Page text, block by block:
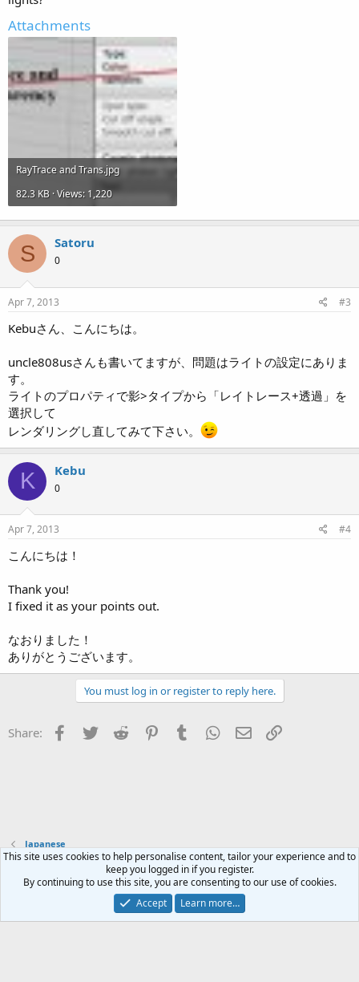
Attachments
RayTrace and Trans.jpg
82.3 KB · Views: 1,220
S Satoru
0
Apr 7, 2013 #3
Kebuさん、こんにちは。
uncle808usさんも書いてますが、問題はライトの設定にありま
す。
ライトのプロパティで影>タイプから「レイトレース+透過」を
選択して
レンダリングし直してみて下さい。
K Kebu
0
Apr 7, 2013 #4
こんにちは！
Thank you!
I fixed it as your points out.
なおりました！
ありがとうございます。
You must log in or register to reply here.
Share: Facebook
Twitter Reddit PinterestTumblr WhatsApp
Email
Japanese
Contact us Terms and rules Privacy policy Help Home
R
S
Community platform by XenForo® © 2010-2023 XenForo Ltd.
This site uses cookies to help personalise content, tailor your experience and to
keep you logged in if you register.
By continuing to use this site, you are consenting to our use of cookies.
Accept
Learn more…